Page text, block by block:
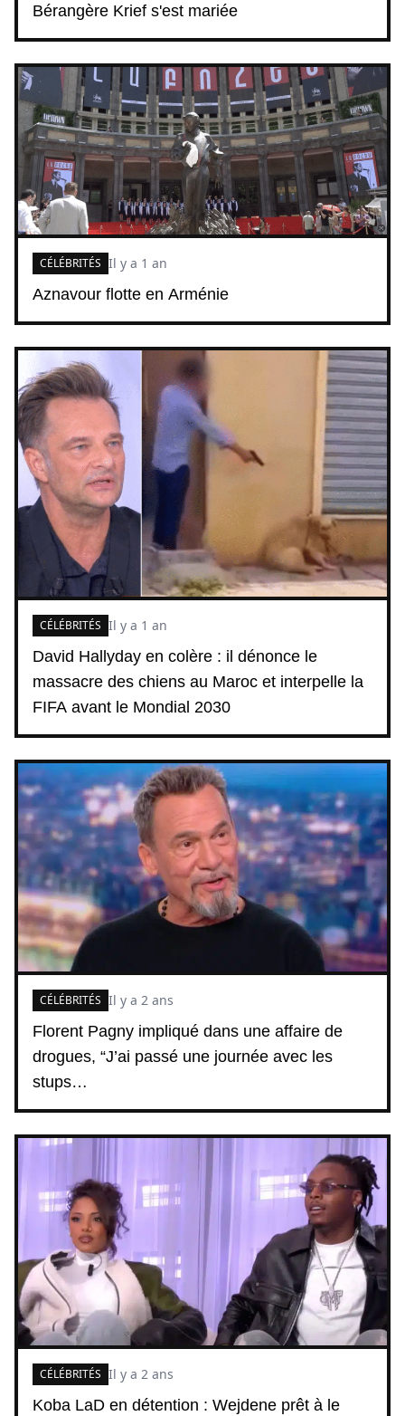
Bérangère Krief s'est mariée
Aznavour flotte en Arménie
CÉLÉBRITÉS Il y a 1 an
David Hallyday en colère : il dénonce le
massacre des chiens au Maroc et interpelle la
FIFA avant le Mondial 2030
CÉLÉBRITÉS Il y a 1 an
Florent Pagny impliqué dans une affaire de
drogues, “J’ai passé une journée avec les
stups…
CÉLÉBRITÉS Il y a 2 ans
Koba LaD en détention : Wejdene prêt à le
CÉLÉBRITÉS Il y a 2 ans